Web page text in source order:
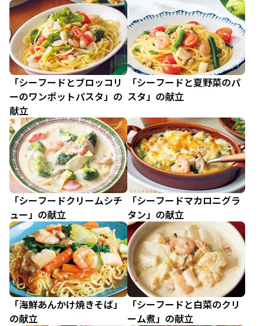
「シーフードとブロッコリ
ーのワンポットパスタ」の
献立
「シーフードと夏野菜のパ
スタ」の献立
「シーフードクリームシチ
ュー」の献立
「シーフードマカロニグラ
タン」の献立
「海鮮あんかけ焼きそば」
の献立
「シーフードと白菜のクリ
ーム煮」の献立